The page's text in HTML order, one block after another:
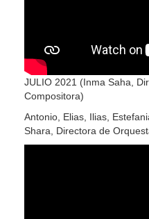
JULIO 2021 (Inma Saha,
Compositora)
Antonio, Elias, Ilias,
Shara, Directora de